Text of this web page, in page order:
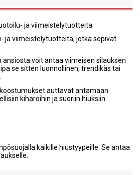
ja viimeistelytuotteita
ja viimeistelytuotteita, jotka sopivat
ansiosta voit antaa viimeisen silauksen
se sitten luonnollinen, trendikäs tai
auttavat antamaan
kiharoihin ja suoriin hiuksiin
kaikille hiustyypeille. Se antaa